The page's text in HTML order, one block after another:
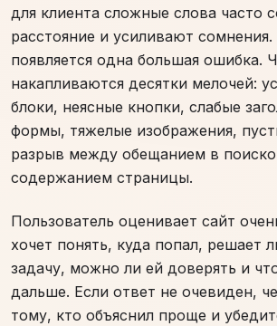
для клиента сложные слова часто
расстояние и усиливают
появляется одна большая ошибка.
накапливаются десятки мелочей:
блоки, неясные кнопки, слабые
формы, тяжелые изображения,
разрыв между обещанием в
содержанием страницы.
Пользователь оценивает сайт
хочет понять, куда попал, решает
задачу, можно ли ей доверять и
дальше. Если ответ не очевиден,
тому, кто объяснил проще и